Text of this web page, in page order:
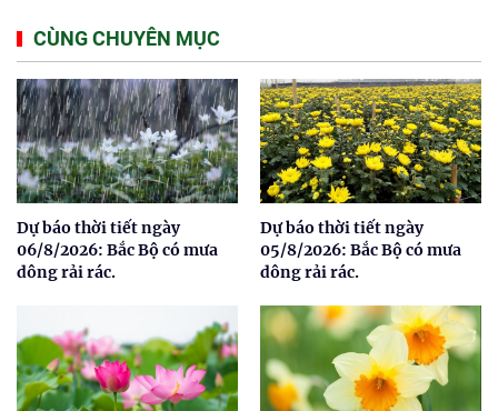
CÙNG CHUYÊN MỤC
Dự báo thời tiết ngày
06/8/2026: Bắc Bộ có mưa
dông rải rác.
Dự báo thời tiết ngày
05/8/2026: Bắc Bộ có mưa
dông rải rác.